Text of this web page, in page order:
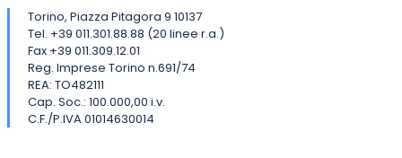
Torino, Piazza Pitagora 9 10137
Tel. +39 011.301.88.88 (20 linee r.a.)
Fax +39 011.309.12.01
Reg. Imprese Torino n.691/74
REA: TO482111
Cap. Soc.: 100.000,00 i.v.
C.F./P.IVA 01014630014